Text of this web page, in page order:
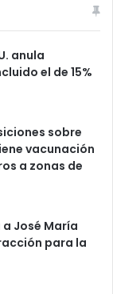
anula
el de 15%
sobre
vacunación
a zonas de
José María
para la